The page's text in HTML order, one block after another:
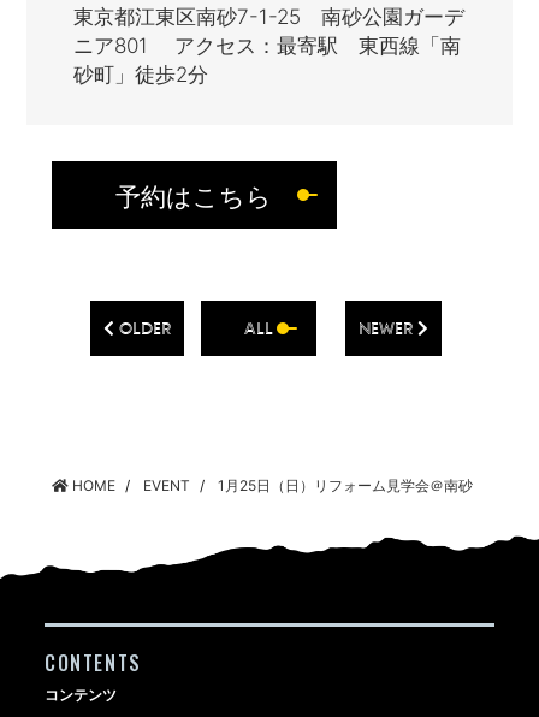
東京都江東区南砂7-1-25 南砂公園ガーデ
ニア801 アクセス：最寄駅 東西線「南
砂町」徒歩2分
予約はこちら
OLDER ALL NEWER
HOME EVENT 1月25日（日）リフォーム見学会＠南砂
CONTENTS
コンテンツ